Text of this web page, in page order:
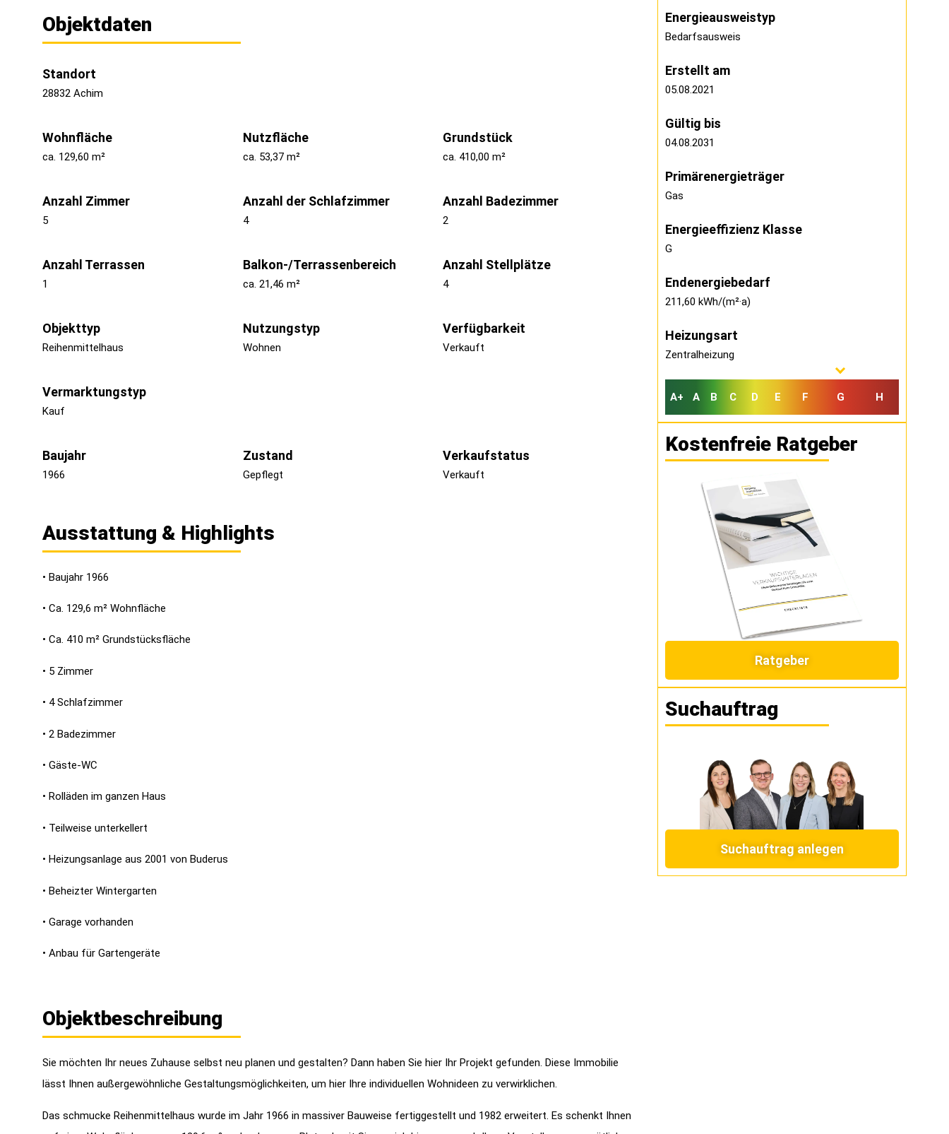
Objektdaten
Standort
28832 Achim
Wohnfläche
ca. 129,60 m²
Nutzfläche
ca. 53,37 m²
Grundstück
ca. 410,00 m²
Anzahl Zimmer
5
Anzahl der Schlafzimmer
4
Anzahl Badezimmer
2
Anzahl Terrassen
1
Balkon-/Terrassenbereich
ca. 21,46 m²
Anzahl Stellplätze
4
Objekttyp
Reihenmittelhaus
Nutzungstyp
Wohnen
Verfügbarkeit
Verkauft
Vermarktungstyp
Kauf
Baujahr
1966
Zustand
Gepflegt
Verkaufstatus
Verkauft
Ausstattung & Highlights
• Baujahr 1966
• Ca. 129,6 m² Wohnfläche
• Ca. 410 m² Grundstücksfläche
• 5 Zimmer
• 4 Schlafzimmer
• 2 Badezimmer
• Gäste-WC
• Rolläden im ganzen Haus
• Teilweise unterkellert
• Heizungsanlage aus 2001 von Buderus
• Beheizter Wintergarten
• Garage vorhanden
• Anbau für Gartengeräte
Objektbeschreibung
Sie möchten Ihr neues Zuhause selbst neu planen und gestalten? Dann haben Sie hier Ihr Projekt gefunden. Diese Immobilie
lässt Ihnen außergewöhnliche Gestaltungsmöglichkeiten, um hier Ihre individuellen Wohnideen zu verwirklichen.
Das schmucke Reihenmittelhaus wurde im Jahr 1966 in massiver Bauweise fertiggestellt und 1982 erweitert. Es schenkt Ihnen
Energie­ausweistyp
Bedarfsausweis
Erstellt am
05.08.2021
Gültig bis
04.08.2031
Primärenergieträger
Gas
Energieeffizienz Klasse
G
Endenergiebedarf
211,60 kWh/(m²·a)
Heizungsart
Zentralheizung
A+ A B C D E F G H
Kostenfreie Ratgeber
Ratgeber
Suchauftrag
Suchauftrag anlegen